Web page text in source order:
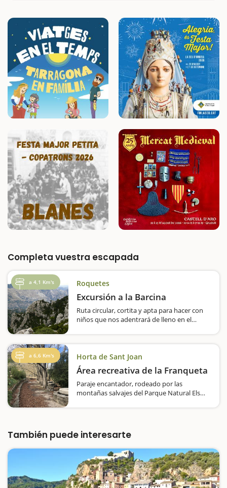
Completa vuestra escapada
a 4,1 Km's Roquetes
Excursión a la Barcina
Ruta circular, cortita y apta para hacer con
niños que nos adentrará de lleno en el
baja. Caminaremos entre bojes y pinos,
pasearemos por valles interiores,…
a 6,6 Km's Horta de Sant Joan
Área recreativa de la Franqueta
Paraje encantador, rodeado por las
montañas salvajes del Parque Natural Els
excursión…
También puede interesarte